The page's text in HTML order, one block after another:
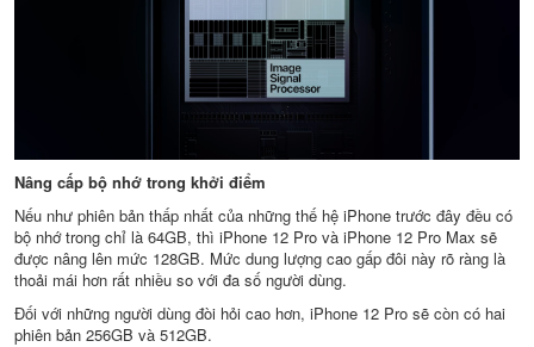
Nâng cấp bộ nhớ trong khởi điểm
Nếu như phiên bản thấp nhất của những thế hệ iPhone trước đây đều có
bộ nhớ trong chỉ là 64GB, thì iPhone 12 Pro và iPhone 12 Pro Max sẽ
được nâng lên mức 128GB. Mức dung lượng cao gấp đôi này rõ ràng là
thoải mái hơn rất nhiều so với đa số người dùng.
Đối với những người dùng đòi hỏi cao hơn, iPhone 12 Pro sẽ còn có hai
phiên bản 256GB và 512GB.